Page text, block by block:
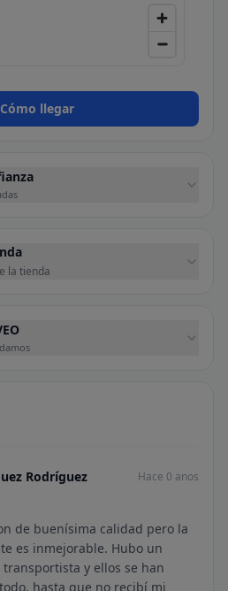
Cómo llegar
la tienda
Rodríguez Hace 0 anos
de buenísima calidad pero la
es inmejorable. Hubo un
y ellos se han
hasta que no recibí mi